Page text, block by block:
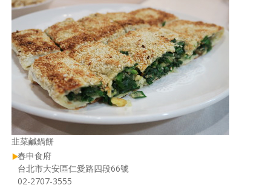
韭菜鹹鍋餅
春申食府
台北市大安區仁愛路四段66號
02-2707-3555